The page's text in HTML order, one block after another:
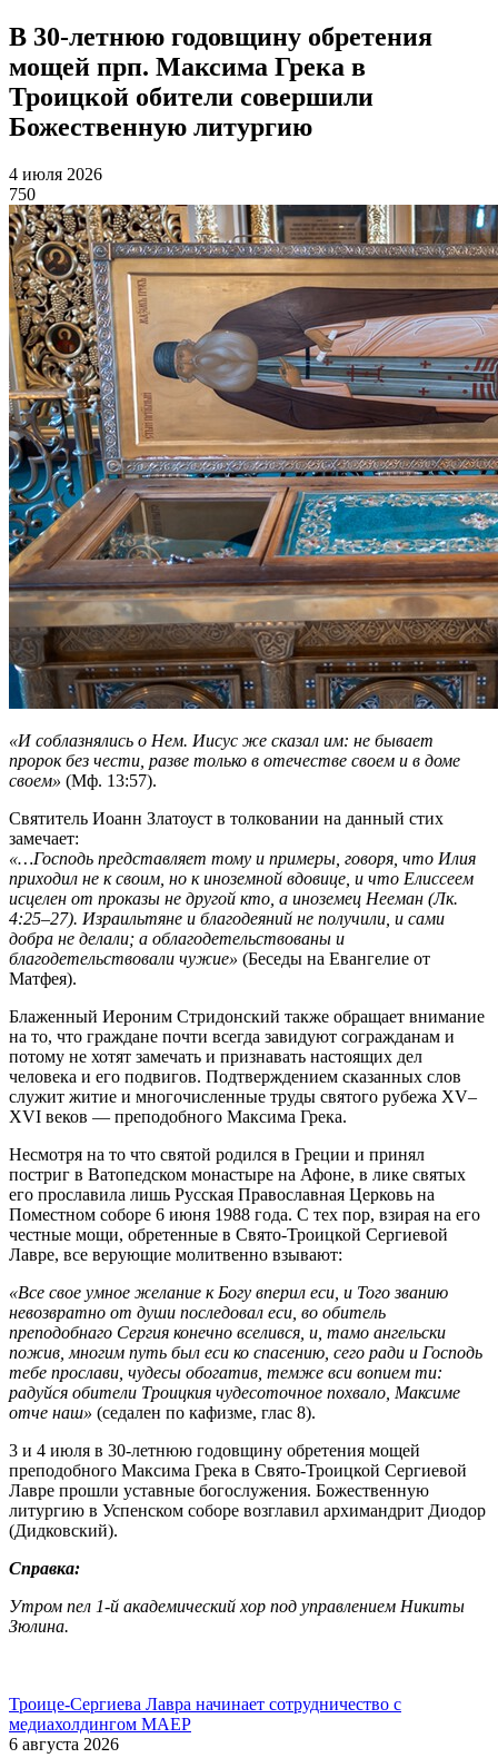
В 30-летнюю годовщину обретения
мощей прп. Максима Грека в
Троицкой обители совершили
Божественную литургию
4 июля 2026
750
«И соблазнялись о Нем. Иисус же сказал им: не бывает
пророк без чести, разве только в отечестве своем и в доме
своем» (Мф. 13:57).
Святитель Иоанн Златоуст в толковании на данный стих
замечает:
«…Господь представляет тому и примеры, говоря, что Илия
приходил не к своим, но к иноземной вдовице, и что Елиссеем
исцелен от проказы не другой кто, а иноземец Нееман (Лк.
4:25–27). Израильтяне и благодеяний не получили, и сами
добра не делали; а облагодетельствованы и
благодетельствовали чужие» (Беседы на Евангелие от
Матфея).
Блаженный Иероним Стридонский также обращает внимание
на то, что граждане почти всегда завидуют согражданам и
потому не хотят замечать и признавать настоящих дел
человека и его подвигов. Подтверждением сказанных слов
служит житие и многочисленные труды святого рубежа XV–
XVI веков — преподобного Максима Грека.
Несмотря на то что святой родился в Греции и принял
постриг в Ватопедском монастыре на Афоне, в лике святых
его прославила лишь Русская Православная Церковь на
Поместном соборе 6 июня 1988 года. С тех пор, взирая на его
честные мощи, обретенные в Свято-Троицкой Сергиевой
Лавре, все верующие молитвенно взывают:
«Все свое умное желание к Богу вперил еси, и Того званию
невозвратно от души последовал еси, во обитель
преподобнаго Сергия конечно вселився, и, тамо ангельски
пожив, многим путь был еси ко спасению, сего ради и Господь
тебе прослави, чудесы обогатив, темже вси вопием ти:
радуйся обители Троицкия чудесоточное похвало, Максиме
отче наш» (седален по кафизме, глас 8).
3 и 4 июля в 30-летнюю годовщину обретения мощей
преподобного Максима Грека в Свято-Троицкой Сергиевой
Лавре прошли уставные богослужения. Божественную
литургию в Успенском соборе возглавил архимандрит Диодор
(Дидковский).
Справка:
Утром пел 1-й академический хор под управлением Никиты
Зюлина.
Троице-Сергиева Лавра начинает сотрудничество с
медиахолдингом МАЕР
6 августа 2026